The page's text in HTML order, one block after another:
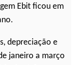
Ebit ficou em
depreciação e
janeiro a março